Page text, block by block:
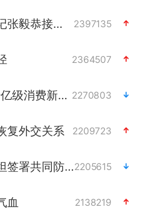
福建省泉州市委书记张毅恭接受纪律审查和监察调查 2397135
2364507
“电影+”如何激发千亿级消费新活力？ 2270803
复外交关系 2209723
沙特土耳其巴基斯坦签署共同防务协议2205615
血 2138219